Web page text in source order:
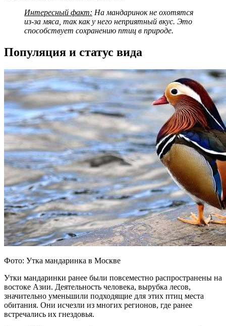
Интересный факт: На мандаринок не охотятся
из-за мяса, так как у него неприятный вкус. Это
способствует сохранению птиц в природе.
Популяция и статус вида
Фото: Утка мандаринка в Москве
Утки мандаринки ранее были повсеместно распространены на
востоке Азии. Деятельность человека, вырубка лесов,
значительно уменьшили подходящие для этих птиц места
обитания. Они исчезли из многих регионов, где ранее
встречались их гнездовья.